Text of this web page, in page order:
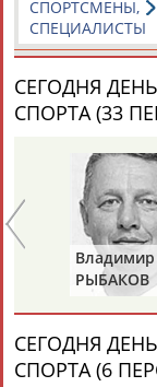
Камалудин
24 персон из 13181
ТАБЛО
ЦЕЛИ ПРОЕКТА
СПОРТСМЕНЫ,
СПЕЦИАЛИСТЫ
СЕГОДНЯ
СПОРТА (33
Владимир
РЫБАКОВ
СЕГОДНЯ
СПОРТА (6